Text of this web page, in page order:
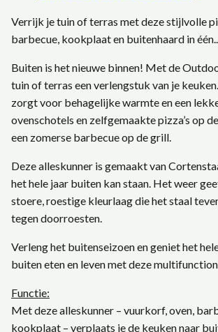
Verrijk je tuin of terras met deze stijlvolle
barbecue, kookplaat en buitenhaard in één...
Buiten is het nieuwe binnen! Met de
tuin of terras een verlengstuk van je
zorgt voor behagelijke warmte en een
ovenschotels en zelfgemaakte pizza’s op
een zomerse barbecue op de grill.
Deze alleskunner is gemaakt van
het hele jaar buiten kan staan. Het weer
stoere, roestige kleurlaag die het staal
tegen doorroesten.
Verleng het buitenseizoen en geniet het
buiten eten en leven met deze
Functie:
Met deze alleskunner – vuurkorf, oven,
kookplaat – verplaats je de keuken naar